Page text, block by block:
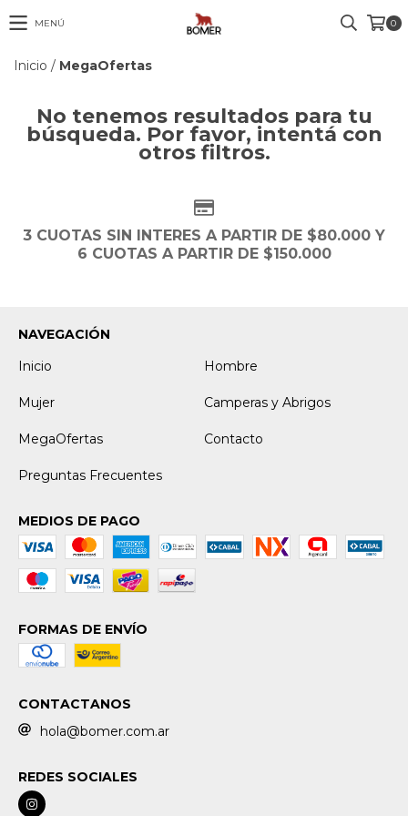
MENÚ 0
Inicio / MegaOfertas
No tenemos resultados para tu
búsqueda. Por favor, intentá con
otros filtros.
3 CUOTAS SIN INTERES A PARTIR DE $80.000 Y
6 CUOTAS A PARTIR DE $150.000
NAVEGACIÓN
Inicio
Hombre
Mujer Camperas y Abrigos
MegaOfertas Contacto
Preguntas Frecuentes
MEDIOS DE PAGO
FORMAS DE ENVÍO
CONTACTANOS
hola@bomer.com.ar
REDES SOCIALES